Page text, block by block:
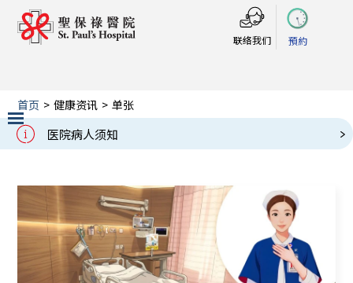
联络我们 預約
医院病人须知
戒备应变级别
Slide 3 of 3.
首页 > 健康资讯 > 单张
单张